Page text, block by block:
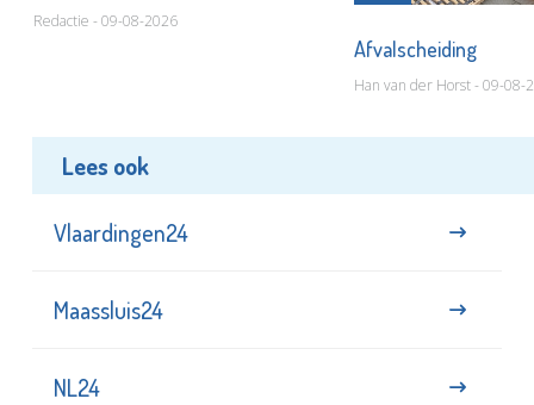
Redactie - 09-08-2026
Afvalscheiding
Han van der Horst - 09-08-
Lees ook
Vlaardingen24
Maassluis24
NL24